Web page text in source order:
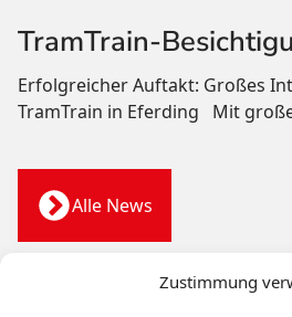
Zustimmung
TramTrain-
Erfolgreicher Auftakt: Großes
TramTrain in Eferding Mit
Alle News